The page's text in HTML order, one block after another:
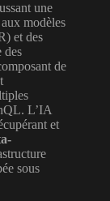
une
modèles
et des
des
de
L’IA
et
sous